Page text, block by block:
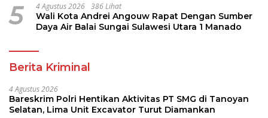
5 4 Agustus 2026 386 Lihat
Wali Kota Andrei Angouw Rapat Dengan Sumber
Daya Air Balai Sungai Sulawesi Utara 1 Manado
Berita Kriminal
4 Agustus 2026
Bareskrim Polri Hentikan Aktivitas PT SMG di Tanoyan
Selatan, Lima Unit Excavator Turut Diamankan